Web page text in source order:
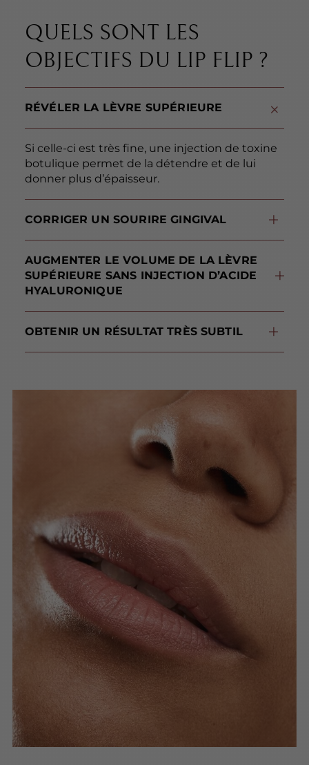
QUELS SONT LES
OBJECTIFS DU LIP FLIP ?
RÉVÉLER LA LÈVRE SUPÉRIEURE
Si celle-ci est très fine, une injection de toxine
botulique permet de la détendre et de lui
donner plus d’épaisseur.
CORRIGER UN SOURIRE GINGIVAL
AUGMENTER LE VOLUME DE LA LÈVRE
SUPÉRIEURE SANS INJECTION D’ACIDE
HYALURONIQUE
OBTENIR UN RÉSULTAT TRÈS SUBTIL